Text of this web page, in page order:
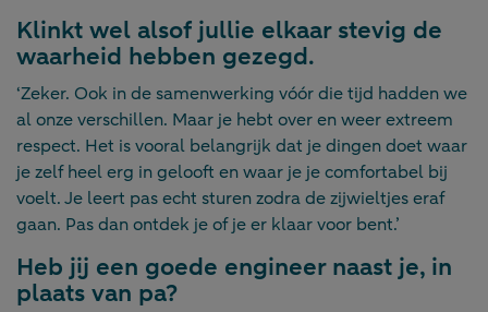
Klinkt wel alsof jullie elkaar stevig de
waarheid hebben gezegd.
‘Zeker. Ook in de samenwerking vóór die tijd hadden we
al onze verschillen. Maar je hebt over en weer extreem
respect. Het is vooral belangrijk dat je dingen doet waar
je zelf heel erg in gelooft en waar je je comfortabel bij
voelt. Je leert pas echt sturen zodra de zijwieltjes eraf
gaan. Pas dan ontdek je of je er klaar voor bent.’
Heb jij een goede engineer naast je, in
plaats van pa?